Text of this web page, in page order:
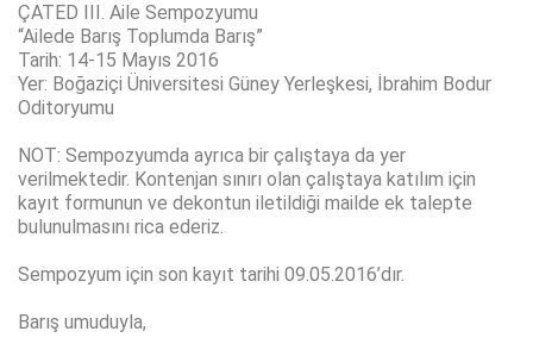
ÇATED III. Aile Sempozyumu
“Ailede Barış Toplumda Barış”
Tarih: 14-15 Mayıs 2016
Yer: Boğaziçi Üniversitesi Güney Yerleşkesi, İbrahim Bodur
Oditoryumu
NOT: Sempozyumda ayrıca bir çalıştaya da yer
verilmektedir. Kontenjan sınırı olan çalıştaya katılım için
kayıt formunun ve dekontun iletildiği mailde ek talepte
bulunulmasını rica ederiz.
Sempozyum için son kayıt tarihi 09.05.2016’dır.
Barış umuduyla,